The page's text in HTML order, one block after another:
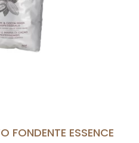
FONDENTE ESSENCE